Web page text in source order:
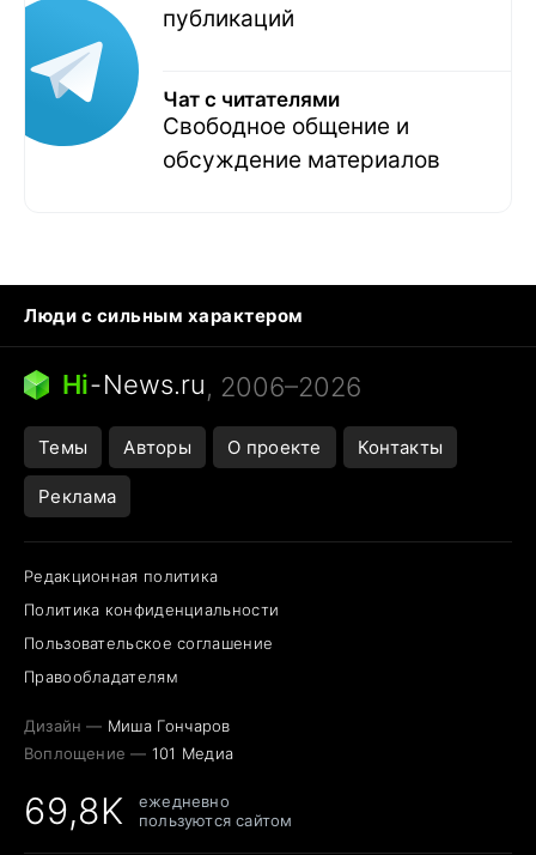
публикаций
Чат с читателями
Свободное общение и
обсуждение материалов
Люди с сильным характером
Кошка писает на кровать
Тунцы в океанариуме
Ядовитые пауки России
Города в ядерной войне
Открытие в Google Maps
Hi-News.ru, 2006–2026
Темы Авторы О проекте Контакты
Реклама
Редакционная политика
Политика конфиденциальности
Пользовательское соглашение
Правообладателям
Дизайн — Миша Гончаров
Воплощение — 101 Медиа
69,8K
ежедневно
пользуются сайтом